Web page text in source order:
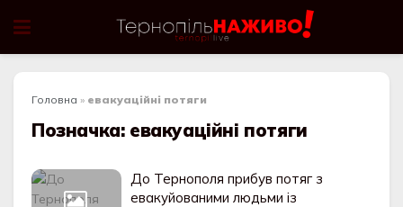
Головна » евакуаційні потяги
Позначка: евакуаційні потяги
До Тернополя прибув потяг з
евакуйованими людьми із